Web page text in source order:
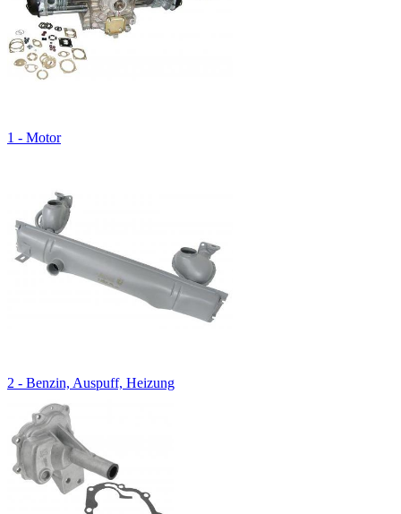
1 - Motor
2 - Benzin, Auspuff, Heizung